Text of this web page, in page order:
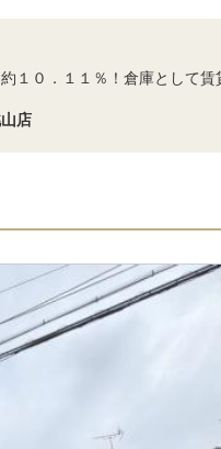
１０．１１％！倉庫として
店